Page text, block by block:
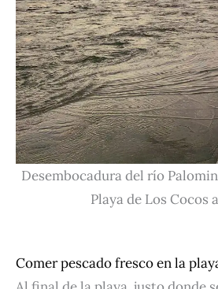
Desembocadura del río
Playa de Los Cocos
Comer pescado fresco en la